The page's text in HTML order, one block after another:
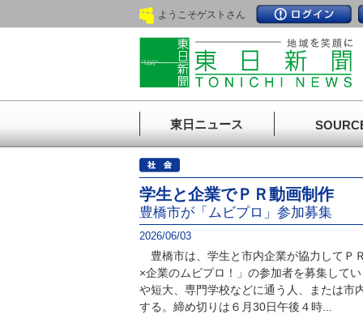
ようこそゲストさん
東日ニュース
学生と企業でＰＲ動画制作
豊橋市が「ムビプロ」参加募集
2026/06/03
豊橋市は、学生と市内企業が協力してＰ
×企業のムビプロ！」の参加者を募集して
や短大、専門学校などに通う人、または市
する。締め切りは６月30日午後４時...